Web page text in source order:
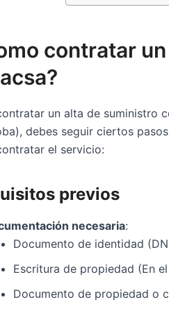
contratar
un alta de suministro
debes seguir ciertos
el servicio:
previos
necesaria:
Documento de identidad
Escritura de propiedad (En
Documento de propiedad o